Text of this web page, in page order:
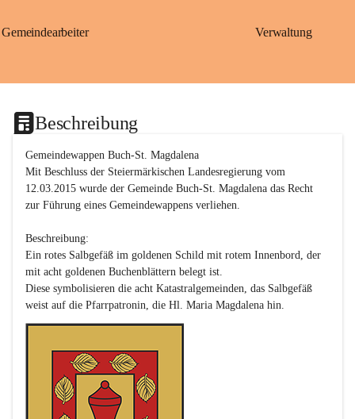
Gemeindearbeiter Verwaltung
Beschreibung
Gemeindewappen Buch-St. Magdalena
Mit Beschluss der Steiermärkischen Landesregierung vom
12.03.2015 wurde der Gemeinde Buch-St. Magdalena das Recht
zur Führung eines Gemeindewappens verliehen.
Beschreibung:
Ein rotes Salbgefäß im goldenen Schild mit rotem Innenbord, der
mit acht goldenen Buchenblättern belegt ist.
Diese symbolisieren die acht Katastralgemeinden, das Salbgefäß